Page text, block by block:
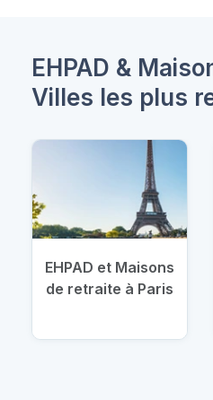
EHPAD &
Villes les plus
EHPAD et Maisons
de retraite à Paris